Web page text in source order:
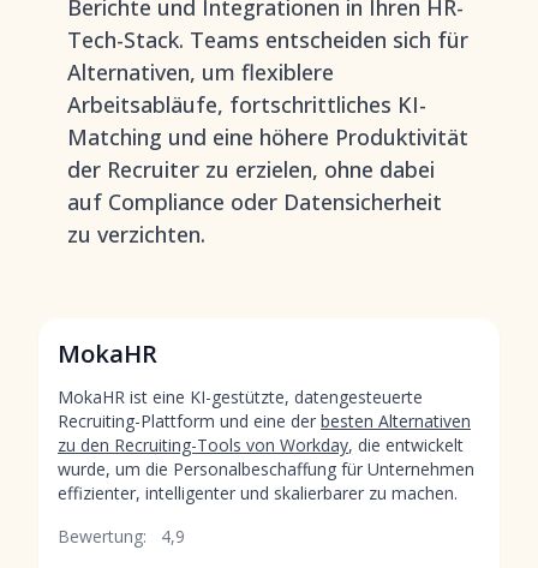
Berichte und Integrationen in Ihren HR-
Tech-Stack. Teams entscheiden sich für
Alternativen, um flexiblere
Arbeitsabläufe, fortschrittliches KI-
Matching und eine höhere Produktivität
der Recruiter zu erzielen, ohne dabei
auf Compliance oder Datensicherheit
zu verzichten.
MokaHR
MokaHR ist eine KI-gestützte, datengesteuerte
Recruiting-Plattform und eine der besten Alternativen
zu den Recruiting-Tools von Workday, die entwickelt
wurde, um die Personalbeschaffung für Unternehmen
effizienter, intelligenter und skalierbarer zu machen.
Bewertung:
4,9